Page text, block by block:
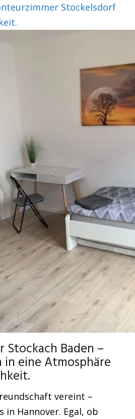
Stockelsdorf
Baden –
in eine Atmosphäre
vereint –
in Hannover. Egal, ob